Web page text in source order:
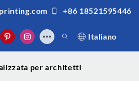
+86 18521595446
Italiano
per architetti